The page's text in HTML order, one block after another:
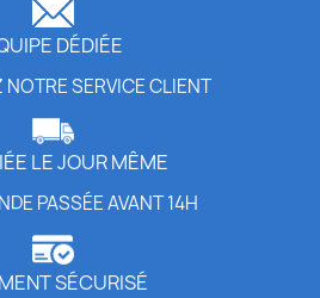
DÉDIÉE
SERVICE CLIENT
LE JOUR MÊME
PASSÉE AVANT 14H
SÉCURISÉ